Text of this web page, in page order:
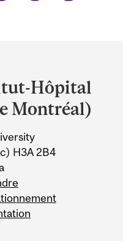
Hôpital
Montréal)
H3A 2B4